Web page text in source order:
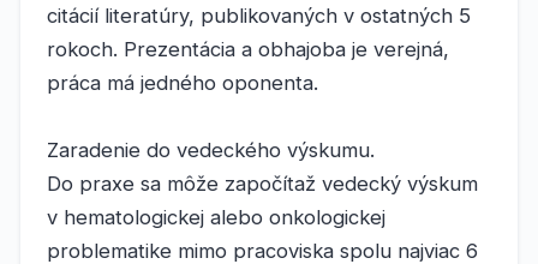
citácií literatúry, publikovaných v ostatných 5
rokoch. Prezentácia a obhajoba je verejná,
práca má jedného oponenta.
Zaradenie do vedeckého výskumu.
Do praxe sa môže započítaž vedecký výskum
v hematologickej alebo onkologickej
problematike mimo pracoviska spolu najviac 6